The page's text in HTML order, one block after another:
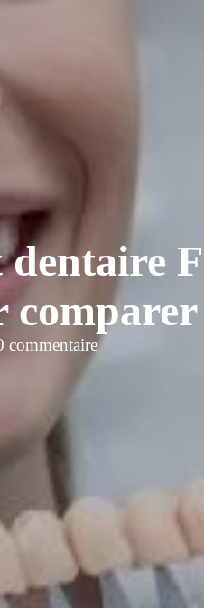
commentaire